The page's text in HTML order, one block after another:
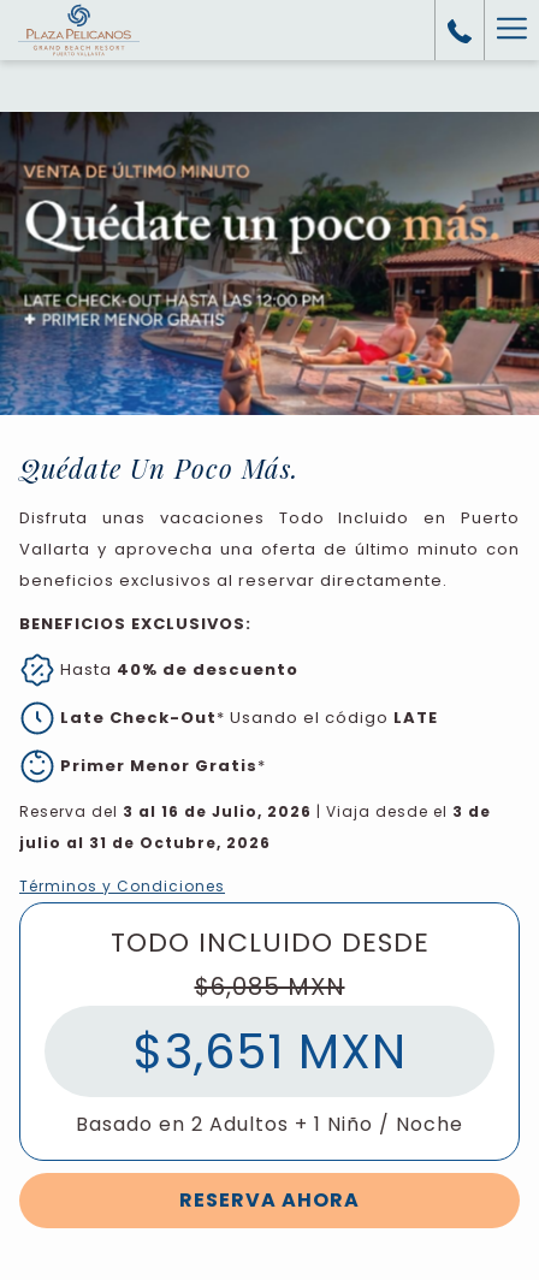
Quédate Un Poco Más.
Disfruta unas vacaciones Todo Incluido en Puerto
Vallarta y aprovecha una oferta de último minuto con
beneficios exclusivos al reservar directamente.
BENEFICIOS EXCLUSIVOS:
Hasta 40% de descuento
Late Check-Out* Usando el código LATE
Primer Menor Gratis*
Reserva del 3 al 16 de Julio, 2026 | Viaja desde el 3 de
julio al 31 de Octubre, 2026
Términos y Condiciones
TODO INCLUIDO DESDE
$6,085 MXN
$3,651 MXN
Basado en 2 Adultos + 1 Niño / Noche
RESERVA AHORA